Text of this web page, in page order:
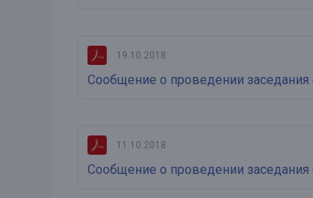
19.10.2018
Сообщение о проведении заседания
11.10.2018
Сообщение о проведении заседания